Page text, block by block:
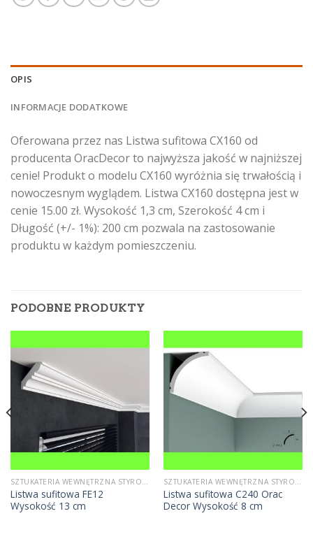
OPIS
INFORMACJE DODATKOWE
Oferowana przez nas Listwa sufitowa CX160 od
producenta OracDecor to najwyższa jakość w najniższej
cenie! Produkt o modelu CX160 wyróżnia się trwałością i
nowoczesnym wyglądem. Listwa CX160 dostępna jest w
cenie 15.00 zł. Wysokość 1,3 cm, Szerokość 4 cm i
Długość (+/- 1%): 200 cm pozwala na zastosowanie
produktu w każdym pomieszczeniu.
PODOBNE PRODUKTY
SZTUKATERIA WEWNĘTRZNA STYROPIANOWA
Listwa sufitowa FE12
Wysokość 13 cm
SZTUKATERIA WEWNĘTRZNA STYROPIANOWA
Listwa sufitowa C240 Orac
Decor Wysokość 8 cm